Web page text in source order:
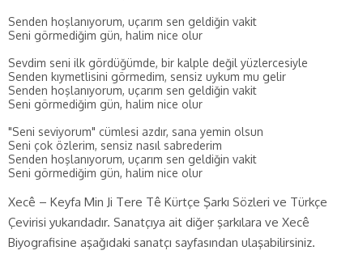
Senden hoşlanıyorum, uçarım sen geldiğin vakit
Seni görmediğim gün, halim nice olur
Sevdim seni ilk gördüğümde, bir kalple değil yüzlercesiyle
Senden kıymetlisini görmedim, sensiz uykum mu gelir
Senden hoşlanıyorum, uçarım sen geldiğin vakit
Seni görmediğim gün, halim nice olur
"Seni seviyorum" cümlesi azdır, sana yemin olsun
Seni çok özlerim, sensiz nasıl sabrederim
Senden hoşlanıyorum, uçarım sen geldiğin vakit
Seni görmediğim gün, halim nice olur
Xecê – Keyfa Min Ji Tere Tê Kürtçe Şarkı Sözleri ve Türkçe
Çevirisi yukarıdadır. Sanatçıya ait diğer şarkılara ve Xecê
Biyografisine aşağıdaki sanatçı sayfasından ulaşabilirsiniz.